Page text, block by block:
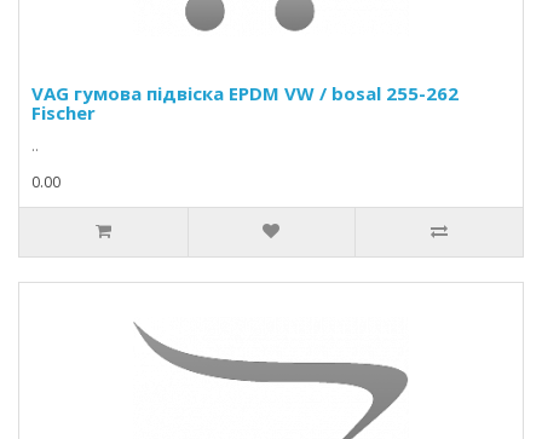
VAG гумова підвіска EPDM VW / bosal 255-262
Fischer
..
0.00